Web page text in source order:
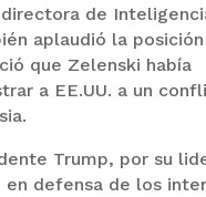
de
aplaudió la
que Zelenski había
a EE.UU. a un
Trump, por su
en defensa de los